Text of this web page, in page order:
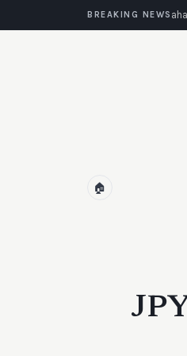
BREAKING NEWS
Emas
🏠